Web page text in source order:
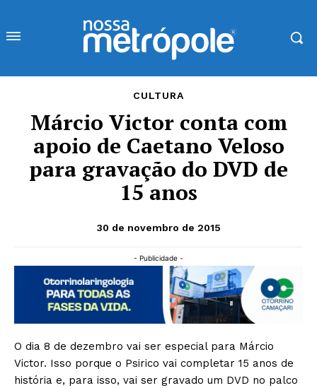
CULTURA
Márcio Victor conta com
apoio de Caetano Veloso
para gravação do DVD de
15 anos
30 de novembro de 2015
- Publicidade -
O dia 8 de dezembro vai ser especial para Márcio
Victor. Isso porque o Psirico vai completar 15 anos de
história e, para isso, vai ser gravado um DVD no palco